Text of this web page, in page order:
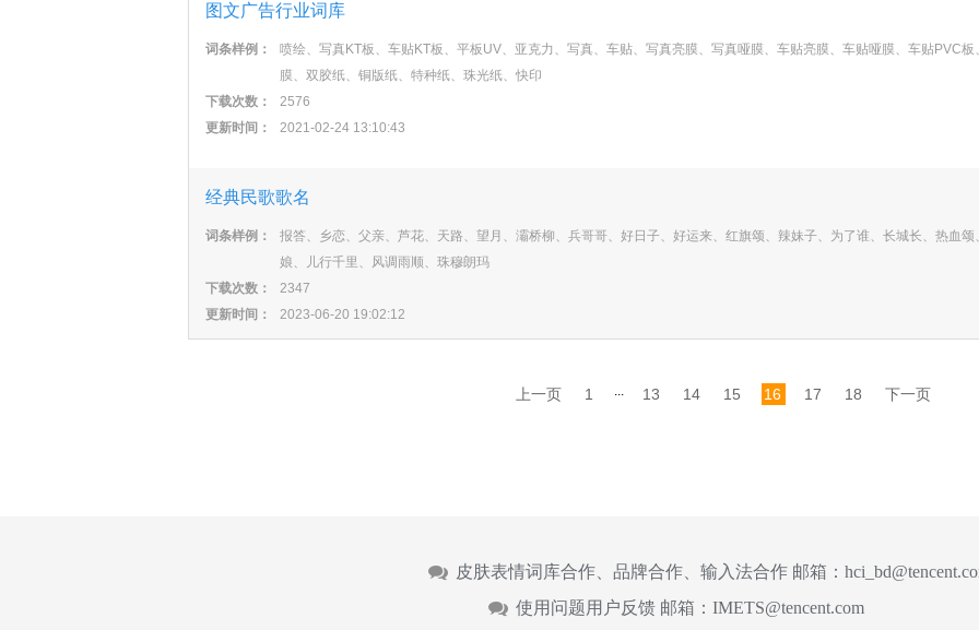
图文广告行业词库
词条样例：
喷绘、写真KT板、车贴KT板、平板UV、亚克力、写真、车贴、写真亮膜、写真哑膜、车贴亮膜、车贴哑膜、车贴PVC板
膜、双胶纸、铜版纸、特种纸、珠光纸、快印
下载次数：
2576
更新时间：
2021-02-24 13:10:43
经典民歌歌名
词条样例：
报答、乡恋、父亲、芦花、天路、望月、灞桥柳、兵哥哥、好日子、好运来、红旗颂、辣妹子、为了谁、长城长、热血颂
娘、儿行千里、风调雨顺、珠穆朗玛
下载次数：
2347
更新时间：
2023-06-20 19:02:12
上一页 1 ... 13 14 15 16 17 18 下一页
皮肤表情词库合作、品牌合作、输入法合作 邮箱：
使用问题用户反馈 邮箱： IMETS@tencent.com